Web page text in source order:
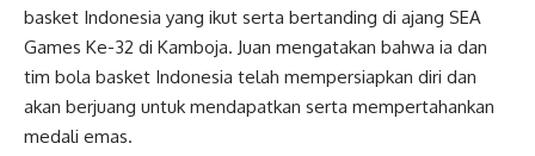
basket Indonesia yang ikut serta bertanding di ajang SEA
Games Ke-32 di Kamboja. Juan mengatakan bahwa ia dan
tim bola basket Indonesia telah mempersiapkan diri dan
akan berjuang untuk mendapatkan serta mempertahankan
medali emas.